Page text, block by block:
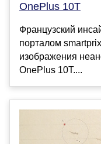
OnePlus 10T
Французский
порталом
изображения
OnePlus 10T....